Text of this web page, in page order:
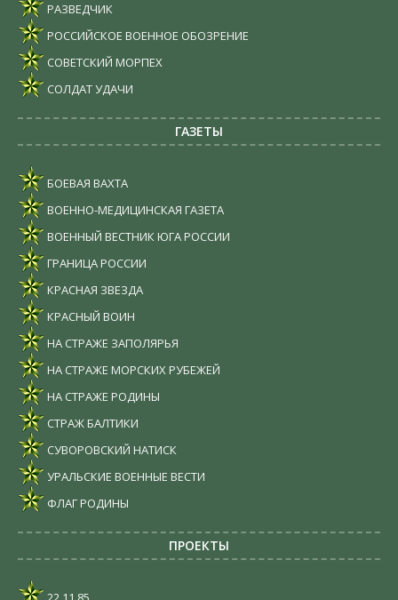
РАЗВЕДЧИК
РОССИЙСКОЕ ВОЕННОЕ ОБОЗРЕНИЕ
СОВЕТСКИЙ МОРПЕХ
СОЛДАТ УДАЧИ
ГАЗЕТЫ
БОЕВАЯ ВАХТА
ВОЕННО-МЕДИЦИНСКАЯ ГАЗЕТА
ВОЕННЫЙ ВЕСТНИК ЮГА РОССИИ
ГРАНИЦА РОССИИ
КРАСНАЯ ЗВЕЗДА
КРАСНЫЙ ВОИН
НА СТРАЖЕ ЗАПОЛЯРЬЯ
НА СТРАЖЕ МОРСКИХ РУБЕЖЕЙ
НА СТРАЖЕ РОДИНЫ
СТРАЖ БАЛТИКИ
СУВОРОВСКИЙ НАТИСК
УРАЛЬСКИЕ ВОЕННЫЕ ВЕСТИ
ФЛАГ РОДИНЫ
ПРОЕКТЫ